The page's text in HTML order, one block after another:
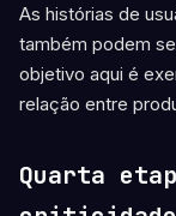
As histórias de
também podem
objetivo aqui é
relação entre
Quarta